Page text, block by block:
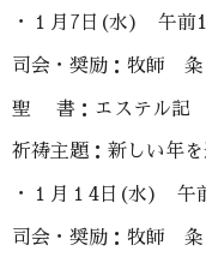
・１月7日(水) 午
司会・奨励：牧師
聖 書：エステル記
祈祷主題：新しい年を
・１月１4日(水)
司会・奨励：牧師